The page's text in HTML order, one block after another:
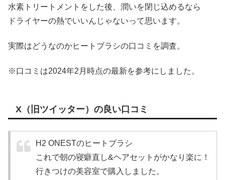
水素トリートメントをした後、潤いを閉じ込めるなら
ドライヤーの熱でいいんじゃないって思います。
実際はどうなのかヒートブラシの口コミを調査。
※口コミは2024年2月時点の最新を参考にしました。
X（旧ツイッター）の良い口コミ
H2 ONESTのヒートブラシ
これで朝の寝癖直し&ヘアセットがかなり楽に！
行きつけの美容室で購入しました。